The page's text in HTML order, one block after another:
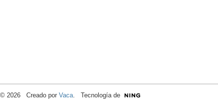
© 2026 Creado por Vaca. Tecnología de